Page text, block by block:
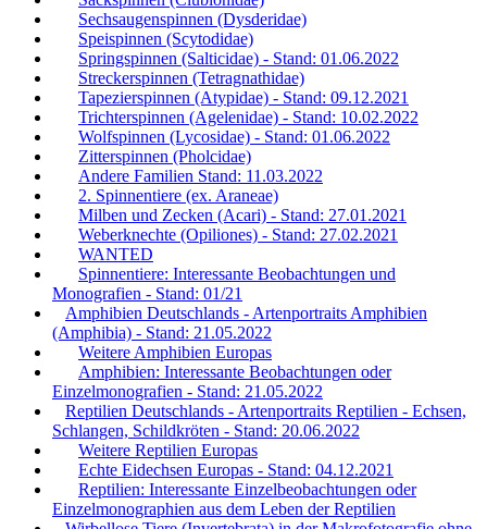
Sechsaugenspinnen (Dysderidae)
Speispinnen (Scytodidae)
Springspinnen (Salticidae) - Stand: 01.06.2022
Streckerspinnen (Tetragnathidae)
Tapezierspinnen (Atypidae) - Stand: 09.12.2021
Trichterspinnen (Agelenidae) - Stand: 10.02.2022
Wolfspinnen (Lycosidae) - Stand: 01.06.2022
Zitterspinnen (Pholcidae)
Andere Familien Stand: 11.03.2022
2. Spinnentiere (ex. Araneae)
Milben und Zecken (Acari) - Stand: 27.01.2021
Weberknechte (Opiliones) - Stand: 27.02.2021
WANTED
Spinnentiere: Interessante Beobachtungen und
Monografien - Stand: 01/21
Amphibien Deutschlands - Artenportraits Amphibien
(Amphibia) - Stand: 21.05.2022
Weitere Amphibien Europas
Amphibien: Interessante Beobachtungen oder
Einzelmonografien - Stand: 21.05.2022
Reptilien Deutschlands - Artenportraits Reptilien - Echsen,
Schlangen, Schildkröten - Stand: 20.06.2022
Weitere Reptilien Europas
Echte Eidechsen Europas - Stand: 04.12.2021
Reptilien: Interessante Einzelbeobachtungen oder
Einzelmonographien aus dem Leben der Reptilien